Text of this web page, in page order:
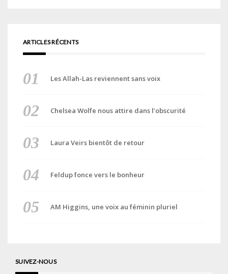
ARTICLES RÉCENTS
Les Allah-Las reviennent sans voix
Chelsea Wolfe nous attire dans l’obscurité
Laura Veirs bientôt de retour
Feldup fonce vers le bonheur
AM Higgins, une voix au féminin pluriel
SUIVEZ-NOUS